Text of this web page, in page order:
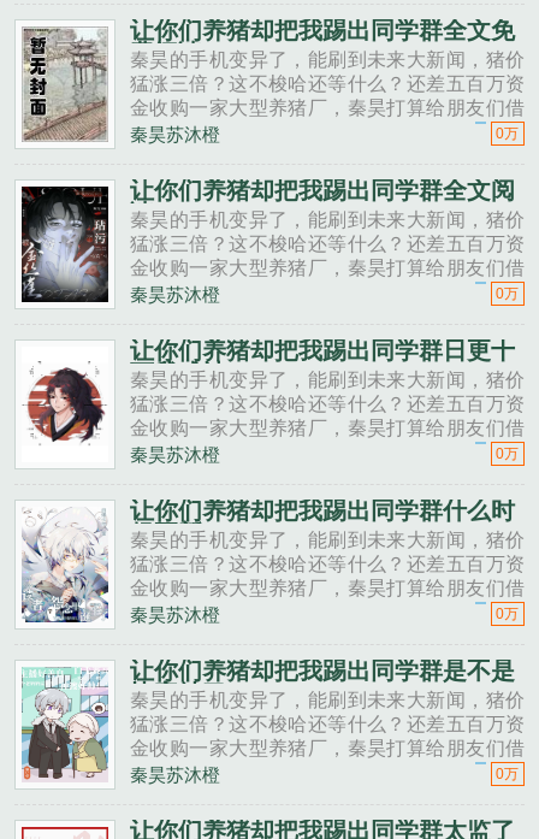
秦昊二狗子，借500万买点......
让你们养猪却把我踢出同学群全文免
费阅读
秦昊的手机变异了，能刷到未来大新闻，猪价
猛涨三倍？这不梭哈还等什么？还差五百万资
金收购一家大型养猪厂，秦昊打算给朋友们借
一点。秦昊老班长啊，我想回家养猪，要不要
秦昊二狗子，借500万买点......
秦昊苏沐橙 0万
让你们养猪却把我踢出同学群全文阅
读
秦昊的手机变异了，能刷到未来大新闻，猪价
猛涨三倍？这不梭哈还等什么？还差五百万资
金收购一家大型养猪厂，秦昊打算给朋友们借
一点。秦昊老班长啊，我想回家养猪，要不要
秦昊二狗子，借500万买点......
秦昊苏沐橙 0万
让你们养猪却把我踢出同学群日更十
万我成神
秦昊的手机变异了，能刷到未来大新闻，猪价
猛涨三倍？这不梭哈还等什么？还差五百万资
金收购一家大型养猪厂，秦昊打算给朋友们借
一点。秦昊老班长啊，我想回家养猪，要不要
秦昊二狗子，借500万买点......
秦昊苏沐橙 0万
让你们养猪却把我踢出同学群什么时
候更新
秦昊的手机变异了，能刷到未来大新闻，猪价
猛涨三倍？这不梭哈还等什么？还差五百万资
金收购一家大型养猪厂，秦昊打算给朋友们借
一点。秦昊老班长啊，我想回家养猪，要不要
秦昊二狗子，借500万买点......
秦昊苏沐橙 0万
让你们养猪却把我踢出同学群是不是
快完结了
秦昊的手机变异了，能刷到未来大新闻，猪价
猛涨三倍？这不梭哈还等什么？还差五百万资
金收购一家大型养猪厂，秦昊打算给朋友们借
一点。秦昊老班长啊，我想回家养猪，要不要
秦昊二狗子，借500万买点......
秦昊苏沐橙 0万
让你们养猪却把我踢出同学群太监了